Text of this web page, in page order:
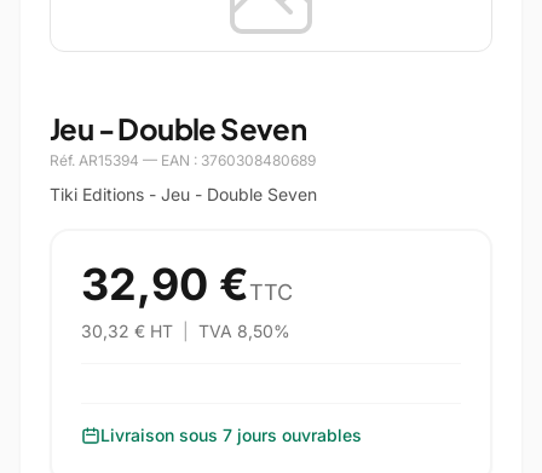
Jeu - Double Seven
Réf. AR15394 — EAN : 3760308480689
Tiki Editions - Jeu - Double Seven
32,90 €TTC
30,32 € HT TVA 8,50%
Livraison sous 7 jours ouvrables